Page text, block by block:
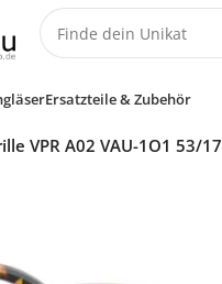
Ersatzteile & Zubehör
VPR A02 VAU-1O1 53/17